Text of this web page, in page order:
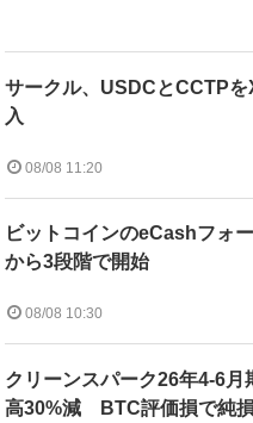
サークル、USDCとCCTPを
入
08/08 11:20
ビットコインのeCashフォ
から3段階で開始
08/08 10:30
クリーンスパーク26年4-6月
高30%減 BTC評価損で純